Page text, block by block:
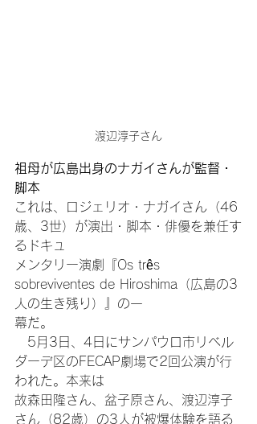
渡辺淳子さん
祖母が広島出身のナガイさんが監督・
脚本
これは、ロジェリオ・ナガイさん（46
歳、3世）が演出・脚本・俳優を兼任す
るドキュ
メンタリー演劇『Os três
sobreviventes de Hiroshima（広島の3
人の生き残り）』の一
幕だ。
5月3日、4日にサンパウロ市リベル
ダーデ区のFECAP劇場で2回公演が行
われた。本来は
故森田隆さん、盆子原さん、渡辺淳子
さん（82歳）の3人が被爆体験を語る